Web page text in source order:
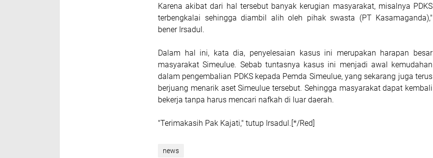
Karena akibat dari hal tersebut banyak kerugian masyarakat, misalnya PDKS
terbengkalai sehingga diambil alih oleh pihak swasta (PT Kasamaganda),"
bener Irsadul.
Dalam hal ini, kata dia, penyelesaian kasus ini merupakan harapan besar
masyarakat Simeulue. Sebab tuntasnya kasus ini menjadi awal kemudahan
dalam pengembalian PDKS kepada Pemda Simeulue, yang sekarang juga terus
berjuang menarik aset Simeulue tersebut. Sehingga masyarakat dapat kembali
bekerja tanpa harus mencari nafkah di luar daerah.
"Terimakasih Pak Kajati," tutup Irsadul.[*/Red]
news